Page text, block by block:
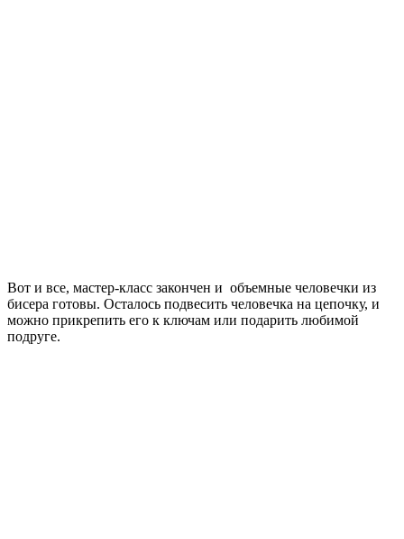
Вот и все, мастер-класс закончен и объемные человечки из
бисера готовы. Осталось подвесить человечка на цепочку, и
можно прикрепить его к ключам или подарить любимой
подруге.